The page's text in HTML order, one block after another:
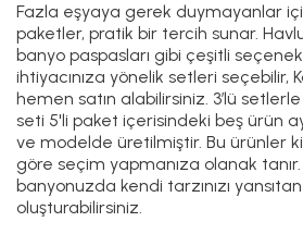
Fazla eşyaya gerek duymayanlar
paketler, pratik bir tercih sunar.
banyo paspasları gibi çeşitli
ihtiyacınıza yönelik setleri seçebilir,
hemen satın alabilirsiniz. 3’lü
seti 5'li paket içerisindeki beş ürün
ve modelde üretilmiştir. Bu ürünler
göre seçim yapmanıza olanak
banyonuzda kendi tarzınızı
oluşturabilirsiniz.